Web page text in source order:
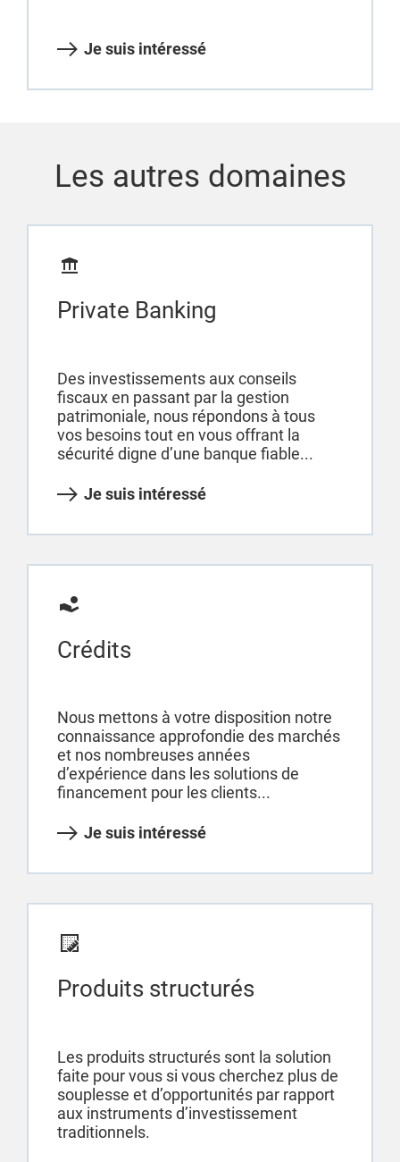
Je suis intéressé
Les autres domaines
Private Banking
Des investissements aux conseils
fiscaux en passant par la gestion
patrimoniale, nous répondons à tous
vos besoins tout en vous offrant la
sécurité digne d’une banque fiable...
Je suis intéressé
Crédits
Nous mettons à votre disposition notre
connaissance approfondie des marchés
et nos nombreuses années
d’expérience dans les solutions de
financement pour les clients...
Je suis intéressé
Produits structurés
Les produits structurés sont la solution
faite pour vous si vous cherchez plus de
souplesse et d’opportunités par rapport
aux instruments d’investissement
traditionnels.